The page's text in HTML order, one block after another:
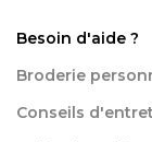
Besoin d'aide ?
Broderie
Conseils